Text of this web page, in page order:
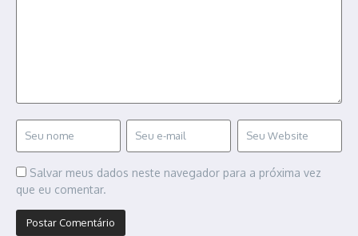
Salvar meus dados neste navegador para a próxima vez
que eu comentar.